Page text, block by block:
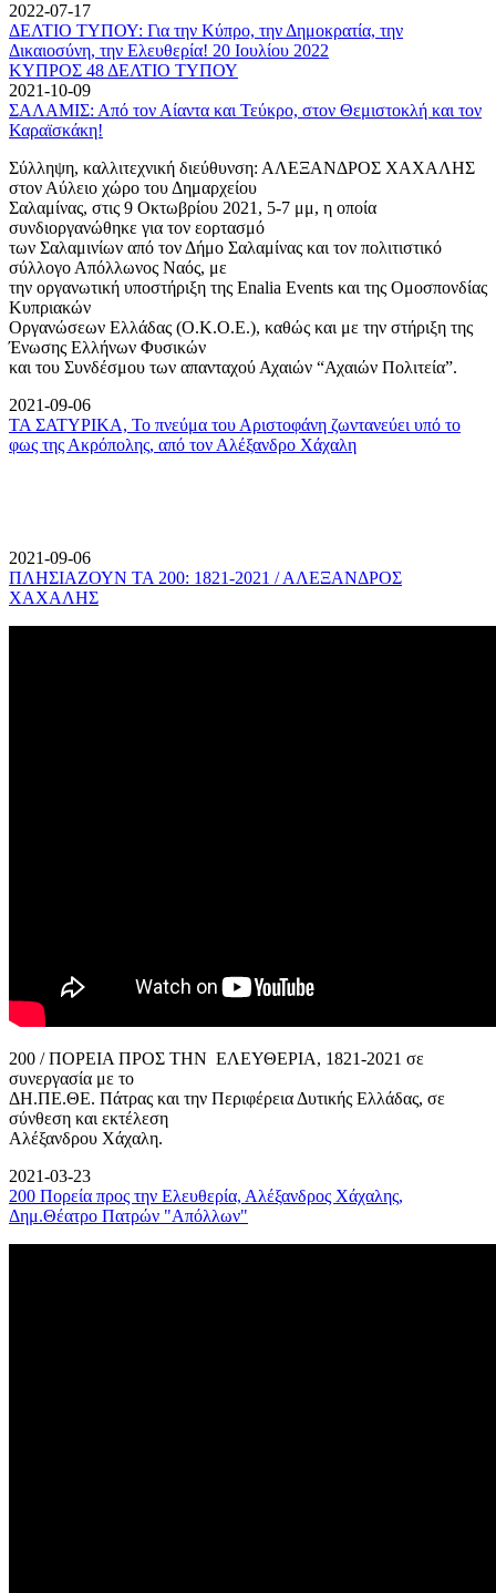
2022-07-17
ΔΕΛΤΙΟ ΤΥΠΟΥ: Για την Κύπρο, την Δημοκρατία, την
Δικαιοσύνη, την Ελευθερία! 20 Ιουλίου 2022
ΚΥΠΡΟΣ 48 ΔΕΛΤΙΟ ΤΥΠΟΥ
2021-10-09
ΣΑΛΑΜΙΣ: Από τον Αίαντα και Τεύκρο, στον Θεμιστοκλή και τον
Καραϊσκάκη!
Σύλληψη, καλλιτεχνική διεύθυνση: ΑΛΕΞΑΝΔΡΟΣ ΧΑΧΑΛΗΣ
στον Αύλειο χώρο του Δημαρχείου
Σαλαμίνας, στις 9 Οκτωβρίου 2021, 5-7 μμ, η οποία
συνδιοργανώθηκε για τον εορτασμό
των Σαλαμινίων από τον Δήμο Σαλαμίνας και τον πολιτιστικό
σύλλογο Απόλλωνος Ναός, με
την οργανωτική υποστήριξη της Enalia Events και της Ομοσπονδίας
Κυπριακών
Οργανώσεων Ελλάδας (Ο.Κ.Ο.Ε.), καθώς και με την στήριξη της
Ένωσης Ελλήνων Φυσικών
και του Συνδέσμου των απανταχού Αχαιών “Αχαιών Πολιτεία”.
2021-09-06
ΤΑ ΣΑΤΥΡΙΚΑ, Το πνεύμα του Αριστοφάνη ζωντανεύει υπό το
φως της Ακρόπολης, από τον Αλέξανδρο Χάχαλη
2021-09-06
ΠΛΗΣΙΑΖΟΥΝ ΤΑ 200: 1821-2021 / ΑΛΕΞΑΝΔΡΟΣ
ΧΑΧΑΛΗΣ
200 / ΠΟΡΕΙΑ ΠΡΟΣ ΤΗΝ ΕΛΕΥΘΕΡΙΑ, 1821-2021 σε
συνεργασία με το
ΔΗ.ΠΕ.ΘΕ. Πάτρας και την Περιφέρεια Δυτικής Ελλάδας, σε
σύνθεση και εκτέλεση
Αλέξανδρου Χάχαλη.
2021-03-23
200 Πορεία προς την Ελευθερία, Αλέξανδρος Χάχαλης,
Δημ.Θέατρο Πατρών "Απόλλων"